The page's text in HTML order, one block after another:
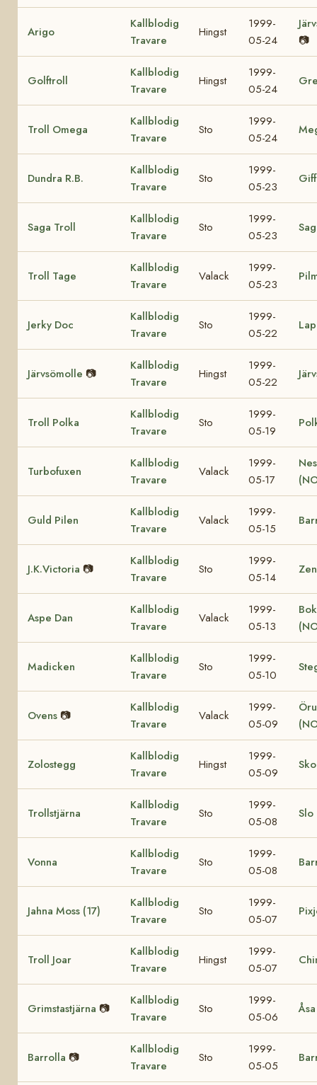
Arigo
Kallblodig
Travare
Hingst
1999-
05-24
📷
Golftroll
Kallblodig
Travare
Hingst
1999-
05-24
Troll Omega
Kallblodig
Travare
Sto
1999-
05-24
Dundra R.B.
Kallblodig
Travare
Sto
1999-
05-23
Saga Troll
Kallblodig
Travare
Sto
1999-
05-23
Troll Tage
Kallblodig
Travare
Valack
1999-
05-23
Jerky Doc
Kallblodig
Travare
Sto
1999-
05-22
Järvsömolle 📷
Kallblodig
Travare
Hingst
1999-
05-22
Troll Polka
Kallblodig
Travare
Sto
1999-
05-19
Turbofuxen
Kallblodig
Travare
Valack
1999-
05-17
Guld Pilen
Kallblodig
Travare
Valack
1999-
05-15
J.K.Victoria 📷
Kallblodig
Travare
Sto
1999-
05-14
Aspe Dan
Kallblodig
Travare
Valack
1999-
05-13
Madicken
Kallblodig
Travare
Sto
1999-
05-10
Ovens 📷
Kallblodig
Travare
Valack
1999-
05-09
Zolostegg
Kallblodig
Travare
Hingst
1999-
05-09
Trollstjärna
Kallblodig
Travare
Sto
1999-
05-08
Slo
Vonna
Kallblodig
Travare
Sto
1999-
05-08
Jahna Moss (17)
Kallblodig
Travare
Sto
1999-
05-07
Troll Joar
Kallblodig
Travare
Hingst
1999-
05-07
Grimstastjärna 📷
Kallblodig
Travare
Sto
1999-
05-06
Barrolla 📷
Kallblodig
Travare
Sto
1999-
05-05